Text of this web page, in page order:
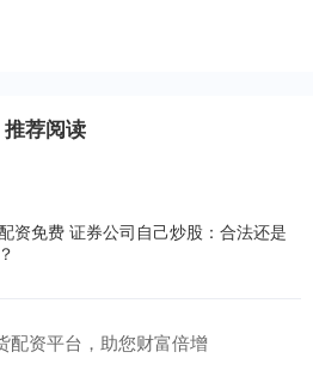
推荐阅读
资免费 证券公司自己炒股：合法还是
配资平台，助您财富倍增